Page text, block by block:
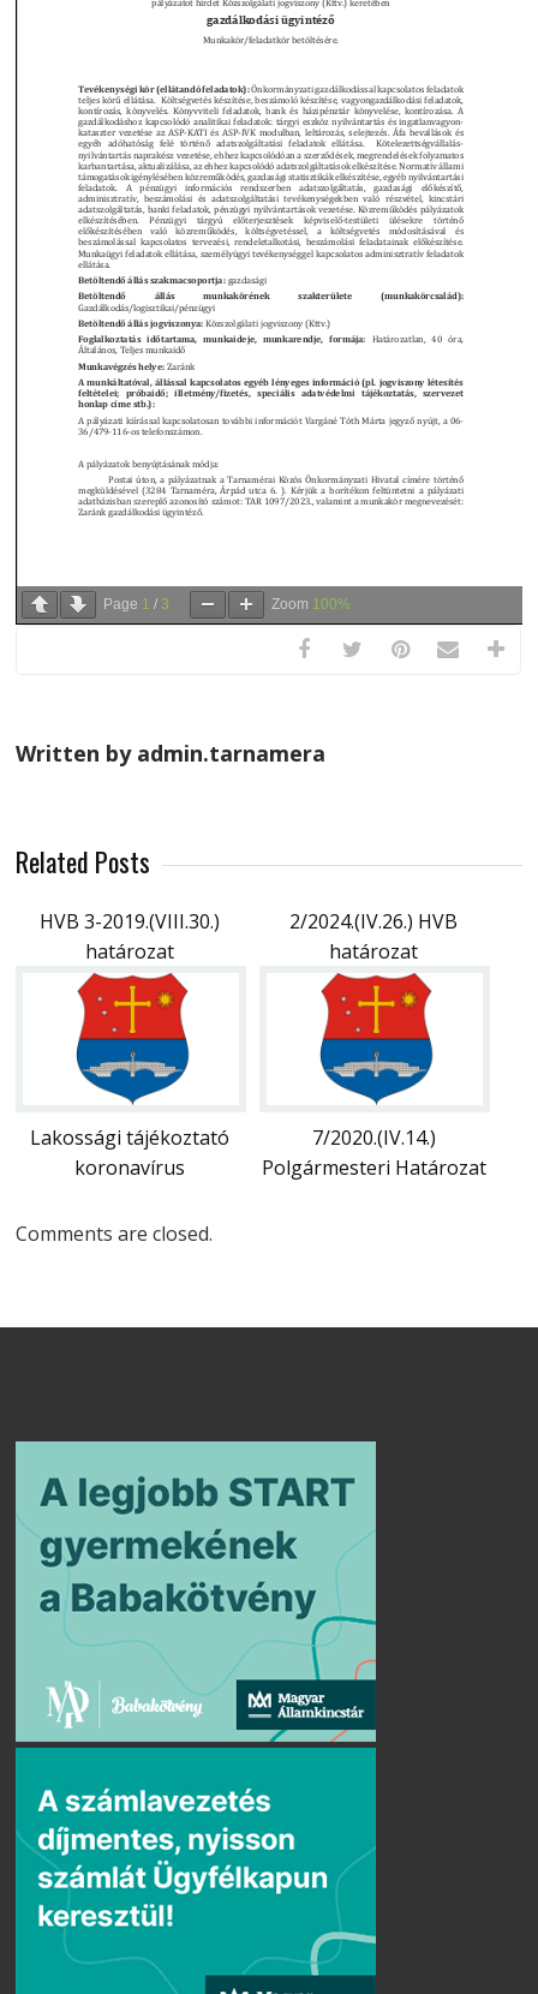
Page 1 / 3 Zoom 100%
Written by admin.tarnamera
Related Posts
HVB 3-2019.(VIII.30.)
határozat
2/2024.(IV.26.) HVB
határozat
Lakossági tájékoztató
koronavírus
7/2020.(IV.14.)
Polgármesteri Határozat
Comments are closed.